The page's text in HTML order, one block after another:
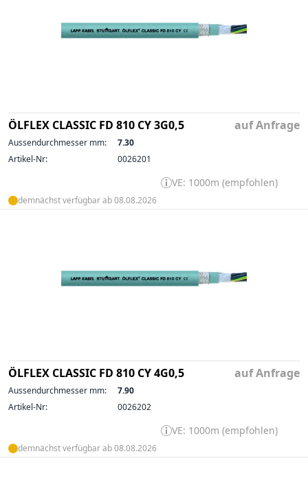
ÖLFLEX CLASSIC FD 810 CY 3G0,5 auf Anfrage
Aussendurchmesser mm:
7.30
Artikel-Nr:
0026201
VE: 1000m (empfohlen)
demnächst verfügbar ab 08.08.2026
ÖLFLEX CLASSIC FD 810 CY 4G0,5 auf Anfrage
Aussendurchmesser mm:
7.90
Artikel-Nr:
0026202
VE: 1000m (empfohlen)
demnächst verfügbar ab 08.08.2026